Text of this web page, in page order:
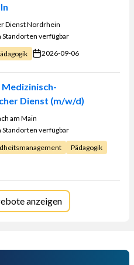
Dienst Nordrhein
verfügbar
2026-09-06
Dienst (m/w/d)
am Main
verfügbar
Pädagogik
anzeigen